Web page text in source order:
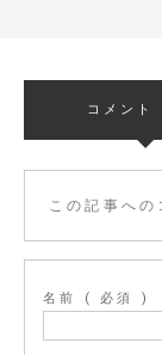
コメン
この記事への
名前 ( 必須 )